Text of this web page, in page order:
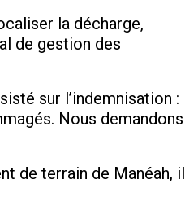
la décharge,
de gestion des
sur l’indemnisation :
Nous demandons
de terrain de Manéah, il